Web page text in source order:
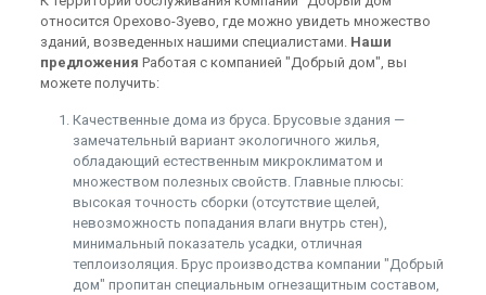
относится Орехово-Зуево, где можно увидеть множество
зданий, возведенных нашими специалистами. Наши
предложения Работая с компанией "Добрый дом", вы
можете получить:
Качественные дома из бруса. Брусовые здания —
замечательный вариант экологичного жилья,
обладающий естественным микроклиматом и
множеством полезных свойств. Главные плюсы:
высокая точность сборки (отсутствие щелей,
невозможность попадания влаги внутрь стен),
минимальный показатель усадки, отличная
теплоизоляция. Брус производства компании "Добрый
дом" пропитан специальным огнезащитным составом,